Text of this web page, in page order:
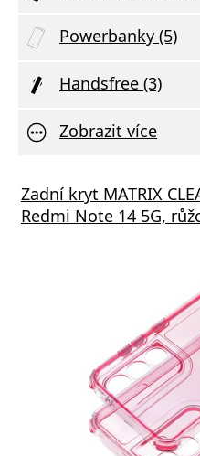
Powerbanky (5)
Handsfree (3)
Zobrazit více
Zadní kryt MATRIX
Redmi Note 14 5G,